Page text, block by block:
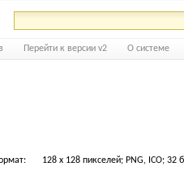
Перейти к версии v2 О системе
128 x 128 пикселей; PNG, ICO; 32